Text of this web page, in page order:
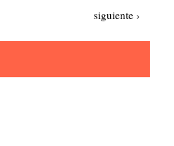
Siguiente
siguiente ›